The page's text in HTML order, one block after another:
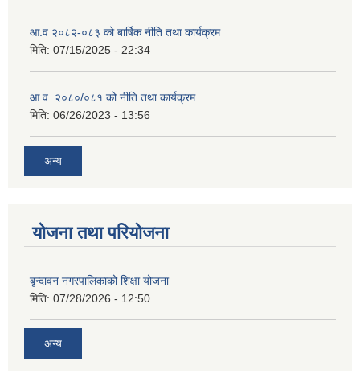
आ.व २०८२-०८३ को बार्षिक नीति तथा कार्यक्रम
मिति: 07/15/2025 - 22:34
आ.व. २०८०/०८१ को नीति तथा कार्यक्रम
मिति: 06/26/2023 - 13:56
अन्य
योजना तथा परियोजना
बृन्दावन नगरपालिकाको शिक्षा योजना
मिति: 07/28/2026 - 12:50
अन्य